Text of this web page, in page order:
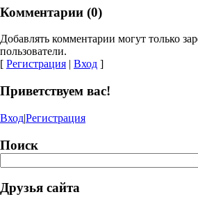
Комментарии (0)
Добавлять комментарии могут только
пользователи.
[ Регистрация | Вход ]
Приветствуем вас!
Вход|Регистрация
Поиск
Друзья сайта